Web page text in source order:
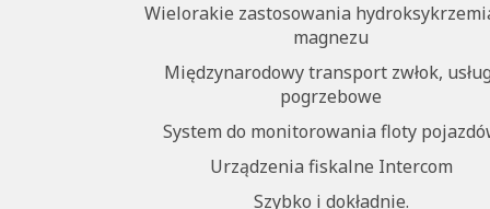
Wielorakie zastosowania
magnezu
Międzynarodowy transport zwłok,
pogrzebowe
System do monitorowania floty
Urządzenia fiskalne Intercom
Szybko i dokładnie.